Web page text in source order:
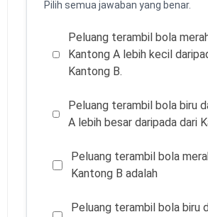
Pilih semua jawaban yang benar.
Peluang terambil bola
Kantong A lebih kecil
Kantong B.
Peluang terambil bola biru
A lebih besar daripada dari
Peluang terambil bola
Kantong B adalah
Peluang terambil bola biru